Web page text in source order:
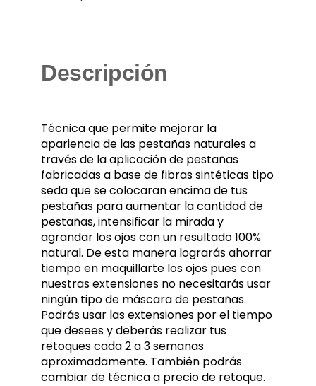
Descripción
Técnica que permite mejorar la
apariencia de las pestañas naturales a
través de la aplicación de pestañas
fabricadas a base de fibras sintéticas tipo
seda que se colocaran encima de tus
pestañas para aumentar la cantidad de
pestañas, intensificar la mirada y
agrandar los ojos con un resultado 100%
natural. De esta manera lograrás ahorrar
tiempo en maquillarte los ojos pues con
nuestras extensiones no necesitarás usar
ningún tipo de máscara de pestañas.
Podrás usar las extensiones por el tiempo
que desees y deberás realizar tus
retoques cada 2 a 3 semanas
aproximadamente. También podrás
cambiar de técnica a precio de retoque.